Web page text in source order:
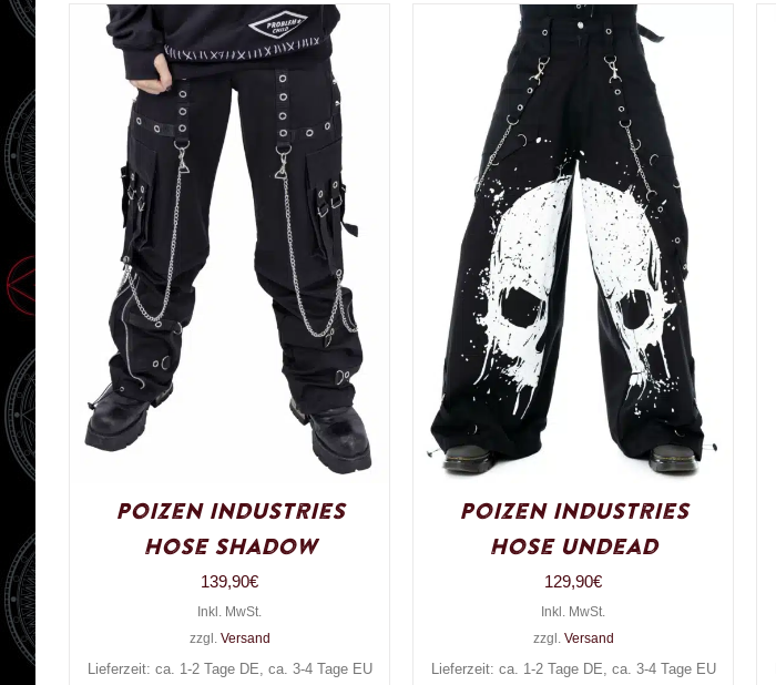
Poizen Industries
Hose Shadow
139,90€
Inkl. MwSt.
zzgl. Versand
Lieferzeit: ca. 1-2 Tage DE, ca. 3-4 Tage EU
Poizen Industries
Hose Undead
129,90€
Inkl. MwSt.
zzgl. Versand
Lieferzeit: ca. 1-2 Tage DE, ca. 3-4 Tage EU